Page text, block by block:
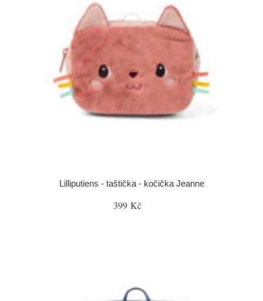
Lilliputiens - taštička - kočička Jeanne
399 Kč